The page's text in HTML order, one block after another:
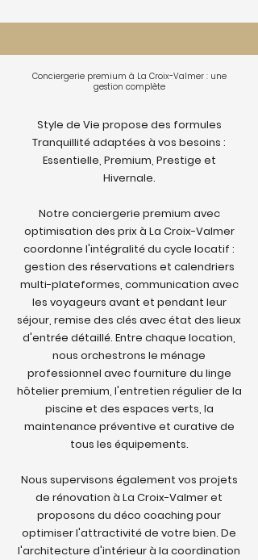
Conciergerie premium à La Croix-Valmer : une
gestion complète
Style de Vie propose des formules
Tranquillité adaptées à vos besoins :
Essentielle, Premium, Prestige et
Hivernale.
Notre conciergerie premium avec
optimisation des prix à La Croix-Valmer
coordonne l'intégralité du cycle locatif :
gestion des réservations et calendriers
multi-plateformes, communication avec
les voyageurs avant et pendant leur
séjour, remise des clés avec état des lieux
d'entrée détaillé. Entre chaque location,
nous orchestrons le ménage
professionnel avec fourniture du linge
hôtelier premium, l'entretien régulier de la
piscine et des espaces verts, la
maintenance préventive et curative de
tous les équipements.
Nous supervisons également vos projets
de rénovation à La Croix-Valmer et
proposons du déco coaching pour
optimiser l'attractivité de votre bien. De
l'architecture d'intérieur à la coordination